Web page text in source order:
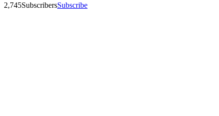
2,745SubscribersSubscribe